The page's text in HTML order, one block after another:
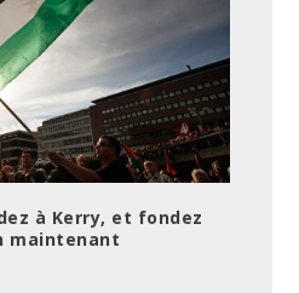
à Kerry, et fondez
maintenant